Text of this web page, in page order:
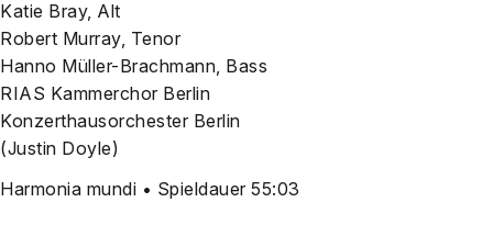
Katie Bray, Alt
Robert Mur­ray, Tenor
Han­no Mül­ler-Brach­mann, Bass
RIAS Kam­mer­chor Ber­lin
Kon­zert­haus­or­ches­ter Ber­lin
(Jus­tin Doyle)
Har­mo­nia mun­di • Spiel­dau­er 55:03